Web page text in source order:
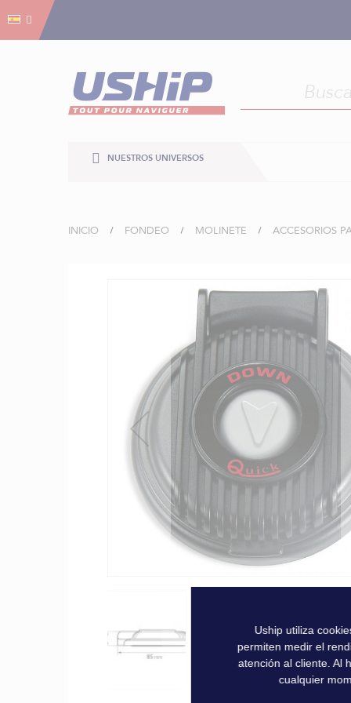
NUESTROS UNIVERSOS
INICIO FONDEO MOLINETE ACCESORIOS
imágenes
Gestión de cookies
Uship utiliza
permiten medir el
atención al cliente. Al
cualquier
Gestión de cookies